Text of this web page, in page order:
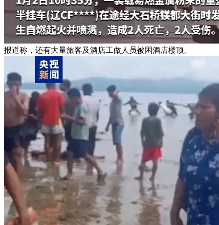
报道称，还有大量旅客及酒店工做人员被困酒店楼顶。